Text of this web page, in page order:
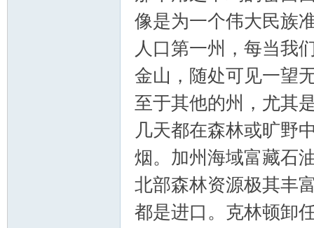
像是为一个伟大民族
人口第一州，每当我
金山，随处可见一望
至于其他的州，尤其
几天都在森林或旷野
烟。加州海域富藏石
北部森林资源极其丰
都是进口。克林顿卸